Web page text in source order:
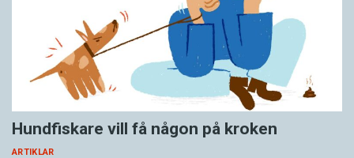
Hundfiskare vill få någon på kroken
ARTIKLAR